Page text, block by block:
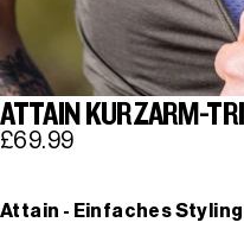
ATTAIN KURZARM-
£69.99
Attain - Einfaches Styling